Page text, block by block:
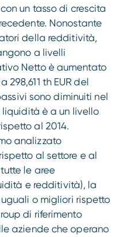
un tasso di crescita
Nonostante
della redditività,
a livelli
Netto è aumentato
298,611 th EUR del
sono diminuiti nel
liquidità è a un livello
al 2014.
analizzato
al settore e al
le aree
e redditività), la
o migliori rispetto
di riferimento
aziende che operano